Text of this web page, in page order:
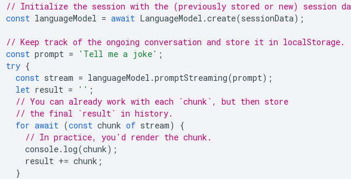
// Initialize the session with the (previously stored or new) session
const languageModel = await LanguageModel .create(sessionData);
// Keep track of the ongoing conversation and store it in localStorage.
const prompt = 'Tell me a joke' ;
try {
const stream = languageModel .promptStreaming(prompt);
let result = '' ;
// You can already work with each `chunk`, but then store
// the final `result` in history.
for await (const chunk of stream)
{
// In practice, you'd render the chunk.
console. log(chunk);
result += chunk ;
}